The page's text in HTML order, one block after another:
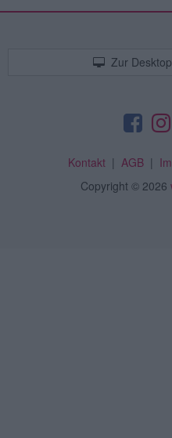
Zur
Kontakt| AGB|
Copyright © 2026